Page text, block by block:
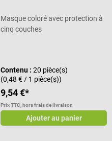
Masque coloré avec protection à
cinq couches
Contenu :20 pièce(s)
(0,48 € / 1 pièce(s))
9,54 €*
Prix TTC, hors frais de livraison
Ajouter au panier